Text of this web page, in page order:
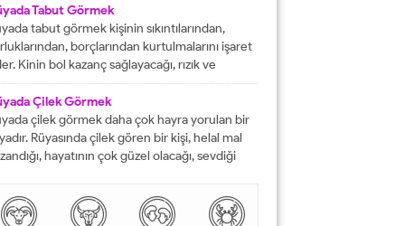
giderek artacak olmasına delalet
güçleneceğini ve Allah tarafından
bir kişi olduğunu gösterir. Rüyalarımızda
çoğunlukla gerçek hayatla birebir
Rüyalarımızda...
Tabut Görmek
tabut görmek kişinin sıkıntılarından,
borçlarından kurtulmalarını işaret
Kinin bol kazanç sağlayacağı, rızık ve
anlamına gelir. Rüya sırasında tabut
aynı zaman da kişinin bahtının ve
kapanmış olduğunu ifade eder. Rüyada
görmek aynı zamanda kişinin yol hazırlığına
anlamına gelir....
Çilek Görmek
çilek görmek daha çok hayra yorulan bir
Rüyasında çilek gören bir kişi, helal mal
hayatının çok güzel olacağı, sevdiği
çoğunlukla aşkı ve tutkuyu da delalet eder.